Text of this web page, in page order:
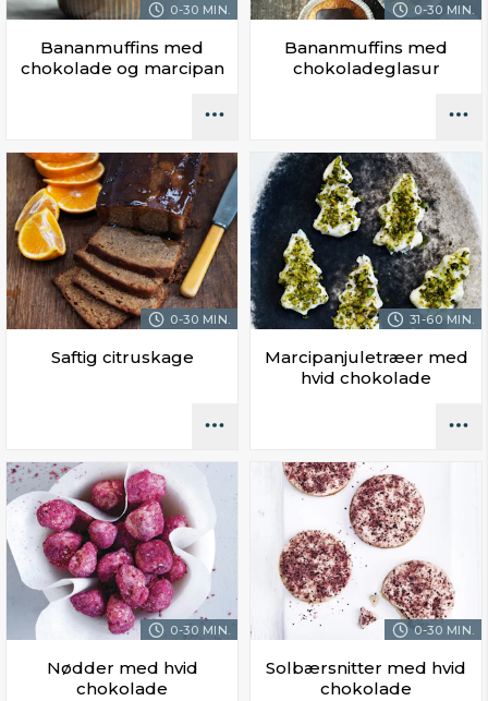
0-30 MIN.
Bananmuffins med
chokolade og marcipan
0-30 MIN.
Bananmuffins med
chokoladeglasur
0-30 MIN.
Saftig citruskage
31-60 MIN.
Marcipanjuletræer med
hvid chokolade
0-30 MIN.
Nødder med hvid
chokolade
0-30 MIN.
Solbærsnitter med hvid
chokolade